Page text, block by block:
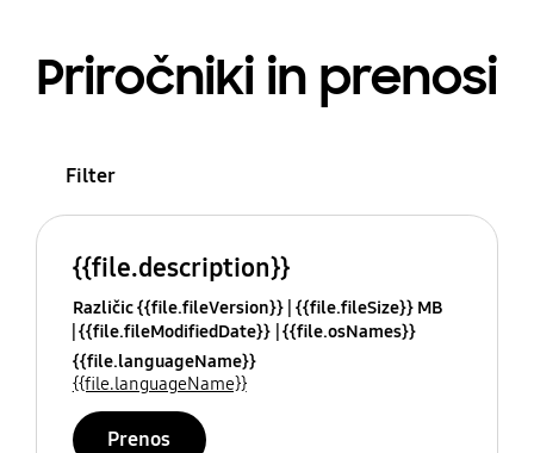
Priročniki in prenosi
Filter
{{file.description}}
Različic {{file.fileVersion}} {{file.fileSize}} MB
{{file.fileModifiedDate}} {{file.osNames}}
{{file.languageName}}
{{file.languageName}}
Prenos